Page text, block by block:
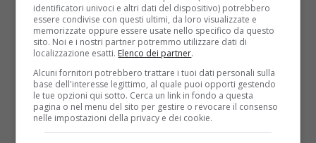
Attualità7 anni fa
identificatori univoci e altri dati del dispositivo) potrebbero
essere condivise con questi ultimi, da loro visualizzate e
memorizzate oppure essere usate nello specifico da questo
sito. Noi e i nostri partner potremmo utilizzare dati di
localizzazione esatti. Elenco dei partner.
Alcuni fornitori potrebbero trattare i tuoi dati personali sulla
base dell'interesse legittimo, al quale puoi opporti gestendo
le tue opzioni qui sotto. Cerca un link in fondo a questa
pagina o nel menu del sito per gestire o revocare il consenso
nelle impostazioni della privacy e dei cookie.